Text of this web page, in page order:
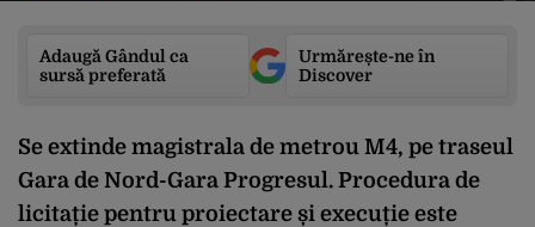
Adaugă Gândul ca
sursă preferată
Urmărește-ne în
Discover
Se extinde magistrala de metrou M4, pe traseul
Gara de Nord-Gara Progresul. Procedura de
licitație pentru proiectare și execuție este